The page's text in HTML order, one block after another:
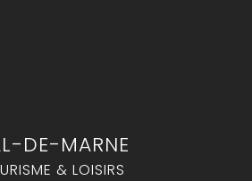
DE-MARNE
& LOISIRS